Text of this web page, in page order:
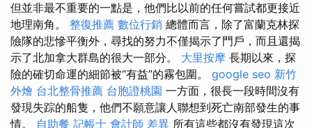
但並非最不重要的一點是，他們比以前的任何嘗試都更接近
地理南角。 整復推薦 數位行銷 總體而言，除了富蘭克林探
險隊的悲慘平衡外，尋找的努力不僅揭示了門戶，而且還揭
示了北加拿大群島的很大一部分。 大里按摩 長期以來，探
險的確切命運的細節被“有益”的霧包圍。 google seo 新竹
外燴 台北整骨推薦 台胞證桃園 一方面，很長一段時間沒有
發現失踪的船隻，他們不願意讓人聯想到死亡南部發生的事
情。 自助餐 記帳士 會計師 差異 所有這些都沒有發現這次